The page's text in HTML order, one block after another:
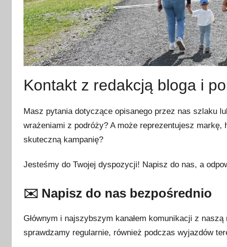
Kontakt z redakcją bloga i
Masz pytania dotyczące opisanego przez nas szlaku
wrażeniami z podróży? A może reprezentujesz
skuteczną kampanię?
Jesteśmy do Twojej dyspozycji! Napisz do nas, a
✉️ Napisz do nas bezpośrednio
Głównym i najszybszym kanałem komunikacji z
sprawdzamy regularnie, również podczas wyjazdów